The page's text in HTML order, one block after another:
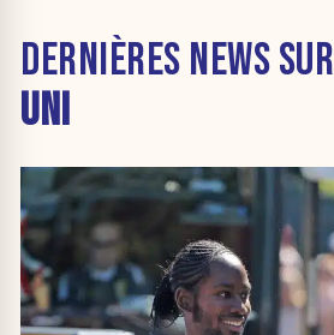
DERNIÈRES NEWS SUR
UNI